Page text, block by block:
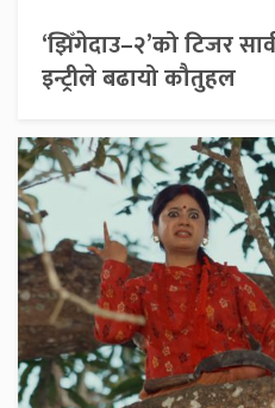
‘झिँगेदाउ–२’को टिजर
इन्ट्रीले बढायो कौतुहल